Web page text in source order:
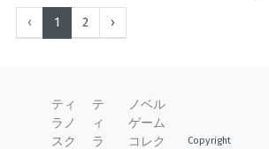
‹ 1 2 ›
ティ
ラノ
スク
テ
ィ
ラ
ノベル
ゲーム
コレク
Copyright